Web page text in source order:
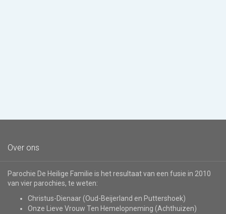
Over ons
Parochie De Heilige Familie is het resultaat van een fusie in 2010
van vier parochies, te weten:
Christus-Dienaar (Oud-Beijerland en Puttershoek)
Onze Lieve Vrouw Ten Hemelopneming (Achthuizen)